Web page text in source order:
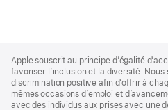
Footer
Apple souscrit au principe d’égalité
favoriser l’inclusion et la diversité.
discrimination positive afin d’offrir à
mêmes occasions d’emploi et
avec des individus aux prises avec une